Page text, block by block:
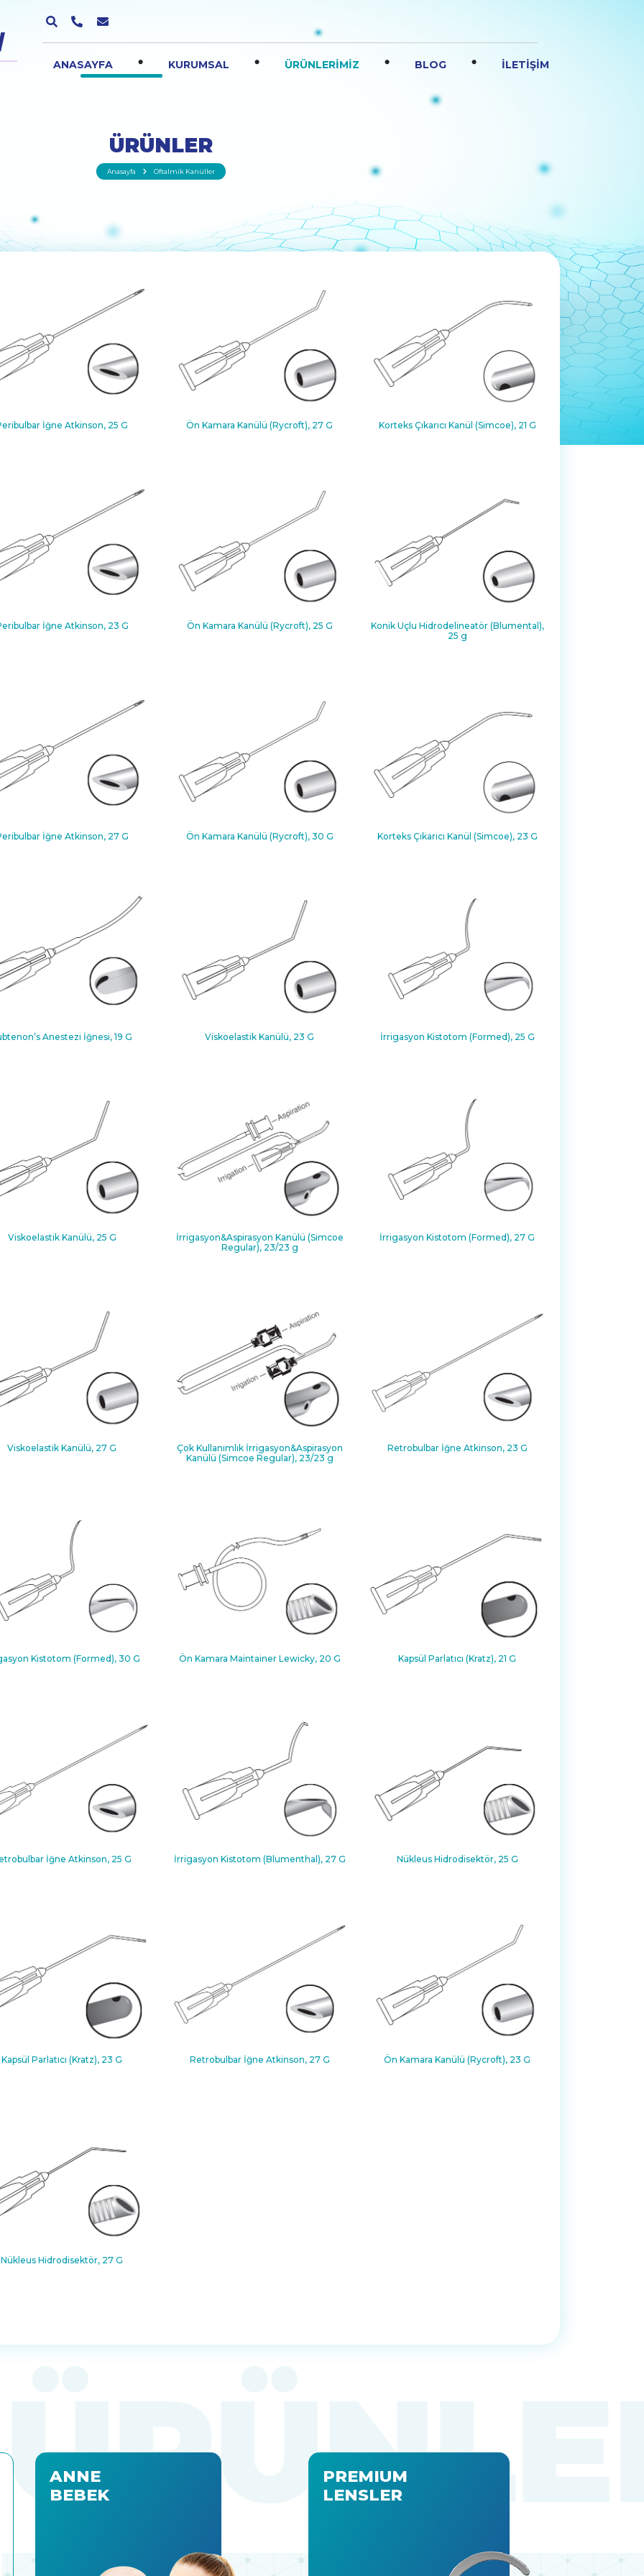
ANASAYFA . KURUMSAL . ÜRÜNLERİMİZ . BLOG . İLETİŞİM
ÜRÜNLER
Anasayfa Oftalmik Kanüller
İğne Atkinson, 25 G Ön Kamara Kanülü (Rycroft), 27 G Korteks Çıkarıcı Kanül (Simcoe), 21 G
İğne Atkinson, 23 G Ön Kamara Kanülü (Rycroft), 25 G
Konik Uçlu Hidrodelineatör (Blumental),
25 g
İğne Atkinson, 27 G Ön Kamara Kanülü (Rycroft), 30 G Korteks Çıkarıcı Kanül (Simcoe), 23 G
Anestezi İğnesi, 19 G Viskoelastik Kanülü, 23 G İrrigasyon Kistotom (Formed), 25 G
Viskoelastik Kanülü, 25 G
İrrigasyon&Aspirasyon Kanülü (Simcoe
Regular), 23/23 g
İrrigasyon Kistotom (Formed), 27 G
Viskoelastik Kanülü, 27 G
Çok Kullanımlık İrrigasyon&Aspirasyon
Kanülü (Simcoe Regular), 23/23 g
Retrobulbar İğne Atkinson, 23 G
Kistotom (Formed), 30 G Ön Kamara Maintainer Lewicky, 20 G Kapsül Parlatıcı (Kratz), 21 G
İğne Atkinson, 25 G İrrigasyon Kistotom (Blumenthal), 27 G Nükleus Hidrodisektör, 25 G
Kapsül Parlatıcı (Kratz), 23 G Retrobulbar İğne Atkinson, 27 G Ön Kamara Kanülü (Rycroft), 23 G
Nükleus Hidrodisektör, 27 G
ANNE
BEBEK
PREMIUM
LENSLER